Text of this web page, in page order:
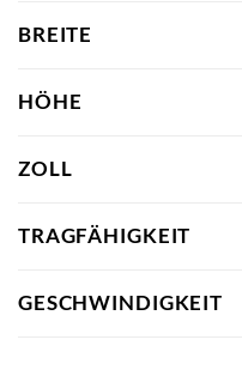
BREITE
HÖHE
ZOLL
TRAGFÄHIGKEIT
GESCHWINDIGKEIT